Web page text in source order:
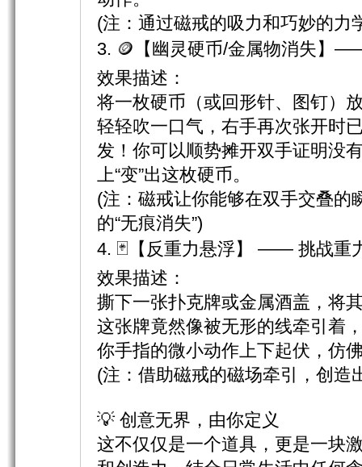
(注：通过磁戒的吸力和巧妙的力
3. 🪙【幽灵硬币/金属物消失】
效果描述：
将一枚硬币（或回形针、图钉）
轻轻吹一口气，右手再次张开
发！你可以顺势摊开双手证明没
上“变”出这枚硬币。
(注：磁戒让你能够在双手交叠的
的“无痕消失”)
4. 🃏【反重力悬浮】 —— 挑战重
效果描述：
撕下一张扑克牌或金属酒盖，将
这张牌竟然像被无形的线牵引着
你手指的微小动作上下起伏，仿
(注：借助磁戒的磁场牵引，创造
💡 创意无界，由你定义
这不仅仅是一个道具，更是一块